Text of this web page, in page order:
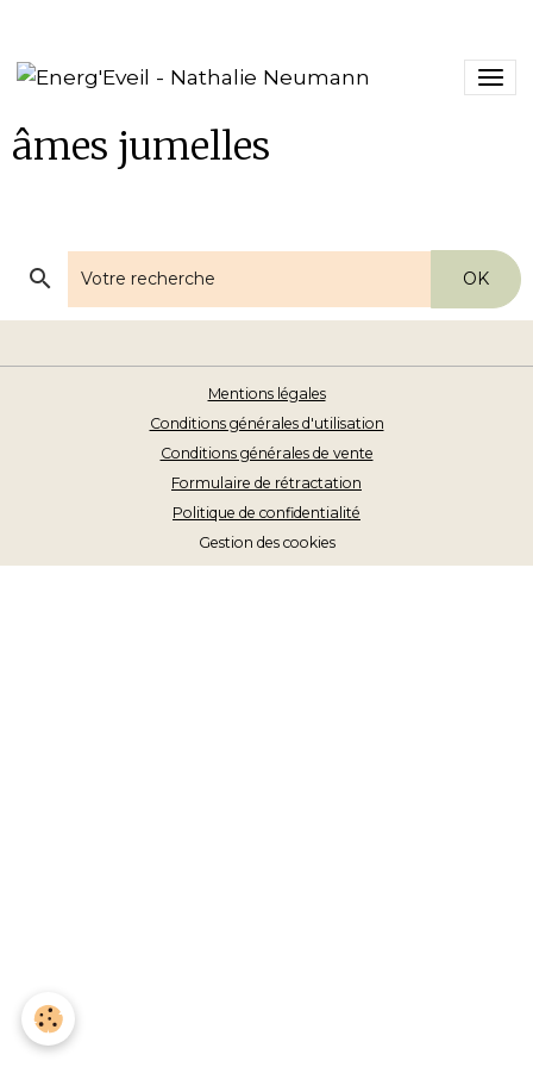
âmes jumelles
OK
Mentions légales
Conditions générales d'utilisation
Conditions générales de vente
Formulaire de rétractation
Politique de confidentialité
Gestion des cookies